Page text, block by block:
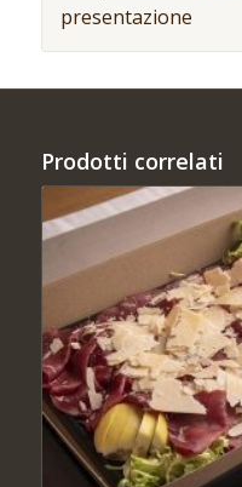
presentazione
Prodotti correlati